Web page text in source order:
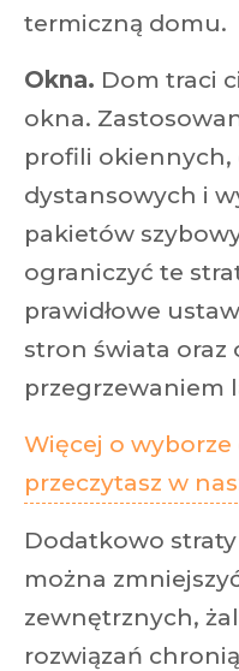
termiczną domu.
Okna. Dom traci
okna.
profili okiennych,
dystansowych i
pakietów
ograniczyć te
prawidłowe
stron świata oraz
przegrzewaniem
Więcej o wyborze
przeczytasz w
Dodatkowo straty
można
zewnętrznych,
rozwiązań